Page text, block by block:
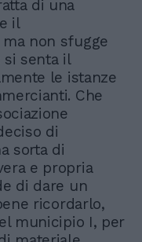
di una
il
non sfugge
senta il
le istanze
Che
di
sorta di
e propria
di dare un
ricordarlo,
municipio I, per